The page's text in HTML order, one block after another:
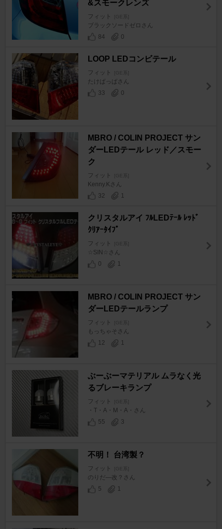
&スモークレンズ
フィット [GE系]
ブラックソードゼロさん
84
0
LOOP LEDコンビテール
フィット [GE系]
たけぱっぱさん
33
0
MBRO / COLIN PROJECT サン
ダーLEDテール レッド／スモー
ク
フィット [GE系]
Kenny.Kさん
32
1
クリスタルアイ ﾌﾙLEDﾃｰﾙ ﾚｯﾄﾞ
ｸﾘｱｰﾀｲﾌﾟ
フィット [GE系]
☆SIN☆さん
0
1
MBRO / COLIN PROJECT サン
ダーLEDテールランプ
フィット [GE系]
もっちゃそさん
12
1
ぶーぶーマテリアル ムラなく光
るブレーキランプ
フィット [GE系]
・T・A・M・A・さん
55
3
不明！ 台湾製？
フィット [GE系]
のりだ―改？さん
5
1